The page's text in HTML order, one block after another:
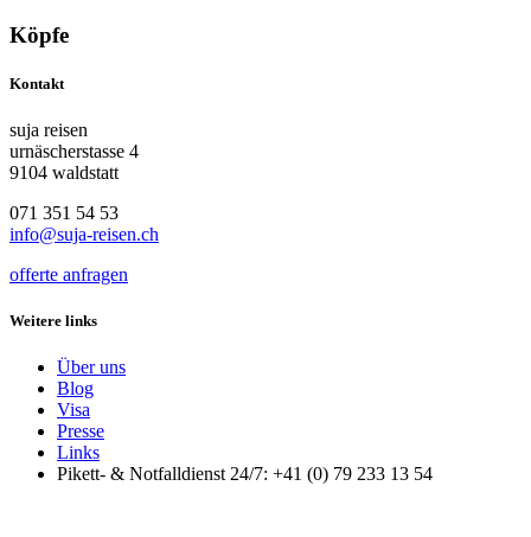
Köpfe
Kontakt
suja reisen
urnäscherstasse 4
9104 waldstatt
071 351 54 53
info@suja-reisen.ch
offerte anfragen
Weitere links
Über uns
Blog
Visa
Presse
Links
Pikett- & Notfalldienst 24/7: +41 (0) 79 233 13 54